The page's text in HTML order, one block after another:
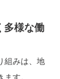
多様な働
組みは、地
す。